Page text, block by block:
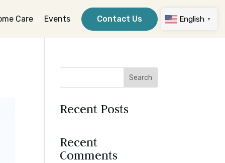
Care Events Contact Us
Search
Recent Posts
Recent
Comments
English ▼